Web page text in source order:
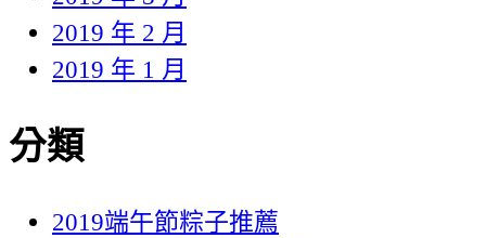
2019 年 2 月
2019 年 1 月
分類
2019端午節粽子推薦